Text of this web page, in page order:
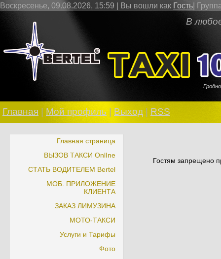
Воскресенье, 09.08.2026, 15:59 | Вы вошли как Гость
В любое
Главная Мой профиль Выход RSS
Главная страница
ВЫЗОВ ТАКСИ OnlIne
СТАТЬ ВОДИТЕЛЕМ Bertel
МОБ. ПРИЛОЖЕНИЕ
КЛИЕНТА
ЗАКАЗ ЛИМУЗИНА
МОТО-ТАКСИ
Услуги и Тарифы
Фото
Гостям запрещено